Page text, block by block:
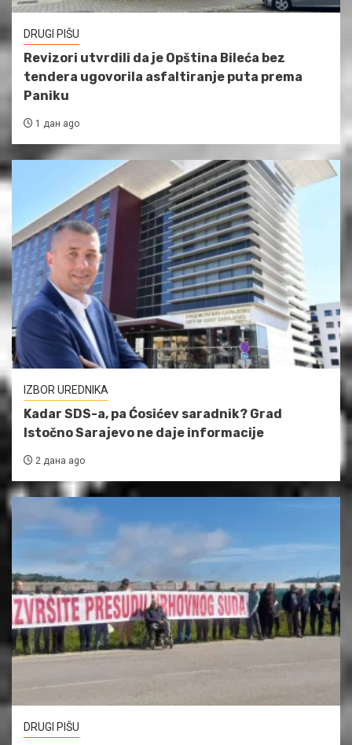
DRUGI PIŠU
Revizori utvrdili da je Opština Bileća bez
tendera ugovorila asfaltiranje puta prema
Paniku
1 дан ago
IZBOR UREDNIKA
Kadar SDS-a, pa Ćosićev saradnik? Grad
Istočno Sarajevo ne daje informacije
2 дана ago
DRUGI PIŠU